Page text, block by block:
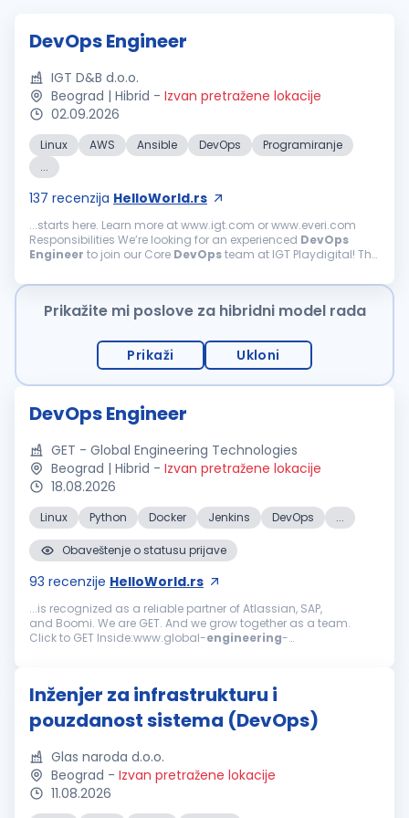
DevOps Engineer
IGT D&B d.o.o.
Beograd | Hibrid - Izvan pretražene lokacije
02.09.2026
Linux AWS Ansible DevOps
Programiranje
...
137 recenzija HelloWorld.rs
...starts here. Learn more at www.igt.com or www.everi.com
Responsibilities We’re looking for an experienced DevOps
Engineer to join our Core DevOpsteam at IGT Playdigital! The
Prikažite mi poslove za hibridni model rada
Prikaži Ukloni
DevOps Engineer
GET - Global Engineering Technologies
Beograd | Hibrid - Izvan pretražene lokacije
18.08.2026
Linux Python Docker Jenkins DevOps ...
Obaveštenje o statusu prijave
93 recenzije HelloWorld.rs
...is recognized as a reliable partner of Atlassian, SAP,
and Boomi. We are GET. And we grow together as a team.
Click to GET Inside:www.global-engineering-
Inženjer za infrastrukturu i
pouzdanost sistema (DevOps)
Glas naroda d.o.o.
Beograd - Izvan pretražene lokacije
11.08.2026